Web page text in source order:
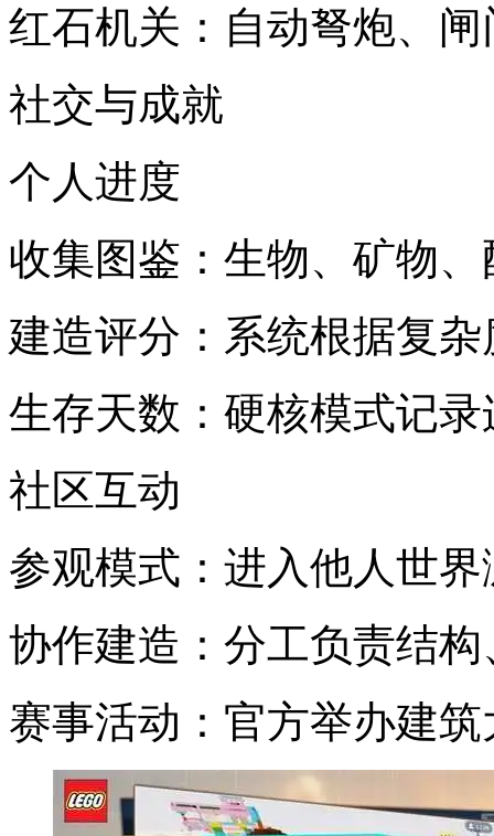
红石机关：自动弩炮、
社交与成就
个人进度
收集图鉴：生物、矿物
建造评分：系统根据复
生存天数：硬核模式记
社区互动
参观模式：进入他人世
协作建造：分工负责结
赛事活动：官方举办建